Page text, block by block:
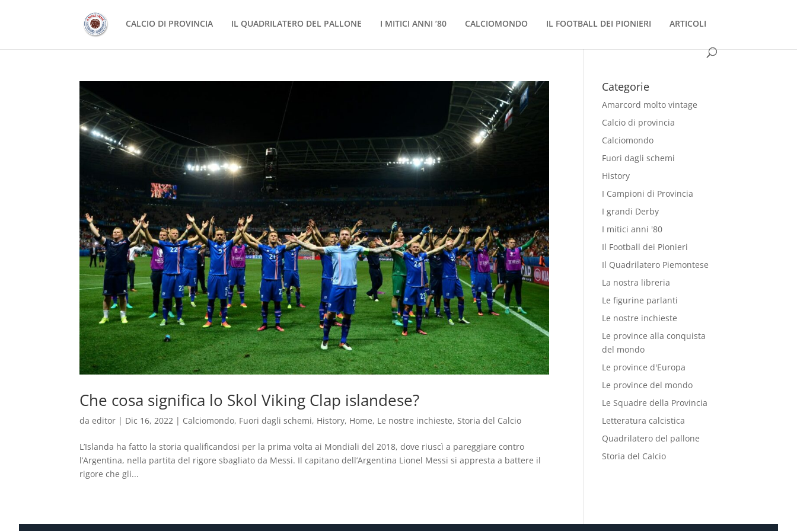
CALCIO DI PROVINCIA IL QUADRILATERO DEL PALLONE I MITICI ANNI ’80 CALCIOMONDO IL FOOTBALL DEI PIONIERI ARTICOLI
Che cosa significa lo Skol Viking Clap islandese?
daeditor | Dic 16, 2022 | Calciomondo, Fuori dagli schemi, History, Home, Le nostre inchieste, Storia del Calcio
L’Islanda ha fatto la storia qualificandosi per la prima volta ai Mondiali del 2018, dove riuscì a pareggiare contro
l’Argentina, nella partita del rigore sbagliato da Messi. Il capitano dell’Argentina Lionel Messi si appresta a battere il
rigore che gli...
Categorie
Amarcord molto vintage
Calcio di provincia
Calciomondo
Fuori dagli schemi
History
I Campioni di Provincia
I grandi Derby
I mitici anni '80
Il Football dei Pionieri
Il Quadrilatero Piemontese
La nostra libreria
Le figurine parlanti
Le nostre inchieste
Le province alla conquista
del mondo
Le province d'Europa
Le province del mondo
Le Squadre della Provincia
Letteratura calcistica
Quadrilatero del pallone
Storia del Calcio